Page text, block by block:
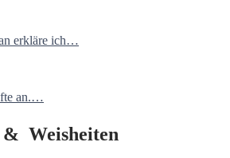
erkläre ich…
an.…
Weisheiten